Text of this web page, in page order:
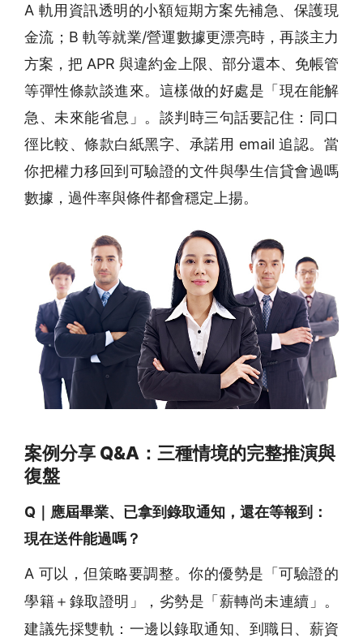
A 軌用資訊透明的小額短期方案先補急、保護現
金流；B 軌等就業/營運數據更漂亮時，再談主力
方案，把 APR 與違約金上限、部分還本、免帳管
等彈性條款談進來。這樣做的好處是「現在能解
急、未來能省息」。談判時三句話要記住：同口
徑比較、條款白紙黑字、承諾用 email 追認。當
你把權力移回到可驗證的文件與學生信貸會過嗎
數據，過件率與條件都會穩定上揚。
案例分享 Q&A：三種情境的完整推演與
復盤
Q｜應屆畢業、已拿到錄取通知，還在等報到：
現在送件能過嗎？
A 可以，但策略要調整。你的優勢是「可驗證的
學籍＋錄取證明」，劣勢是「薪轉尚未連續」。
建議先採雙軌：一邊以錄取通知、到職日、薪資